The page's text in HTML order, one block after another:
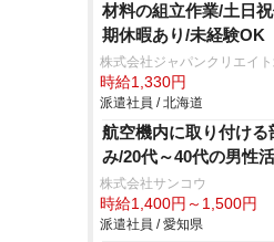
材料の組立作業/土日
期休暇あり/未経験OK
株式会社ジャパンクリエイ
時給1,330円
派遣社員 / 北海道
航空機内に取り付け
み/20代～40代の男性
株式会社サンコウ
時給1,400円～1,500円
派遣社員 / 愛知県